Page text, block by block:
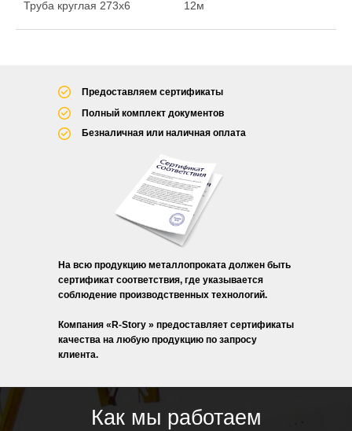
Труба круглая 273х6 12м
На всю продукцию металлопроката должен быть
сертификат соответствия, где указывается
соблюдение производственных технологий.
Компания «R-Story » предоставляет сертификаты
качества на любую продукцию по запросу
клиента.
Безналичная или наличная оплата
Полный комплект документов
Предоставляем сертификаты
Как мы работаем